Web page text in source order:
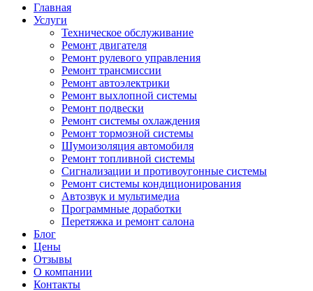
Главная
Услуги
Техническое обслуживание
Ремонт двигателя
Ремонт рулевого управления
Ремонт трансмиссии
Ремонт автоэлектрики
Ремонт выхлопной системы
Ремонт подвески
Ремонт системы охлаждения
Ремонт тормозной системы
Шумоизоляция автомобиля
Ремонт топливной системы
Сигнализации и противоугонные системы
Ремонт системы кондиционирования
Автозвук и мультимедиа
Программные доработки
Перетяжка и ремонт салона
Блог
Цены
Отзывы
О компании
Контакты